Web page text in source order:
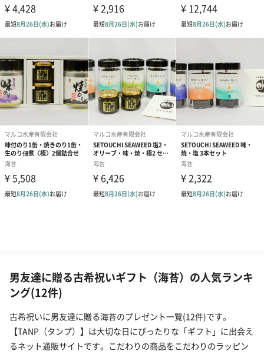
男友達に贈る古希祝いギフト（海苔）の人気ランキ
ング(12件)
古希祝いに男友達に贈る海苔のプレゼント一覧(12件)です。
【TANP（タンプ）】は大切な日にぴったりな「ギフト」に出会え
るネット通販サイトです。こだわりの商品をこだわりのラッピン